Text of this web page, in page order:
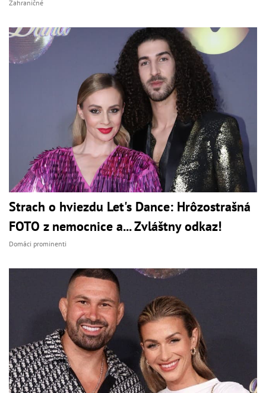
Zahraničné
Strach o hviezdu Let's Dance: Hrôzostrašná
FOTO z nemocnice a... Zvláštny odkaz!
Domáci prominenti